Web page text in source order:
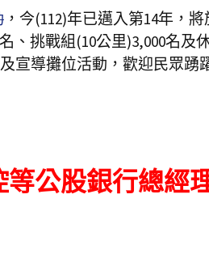
，今(112)年已邁入第14年，將
、挑戰組(10公里)3,000名及
宣導攤位活動，歡迎民眾踴
公股銀行總經